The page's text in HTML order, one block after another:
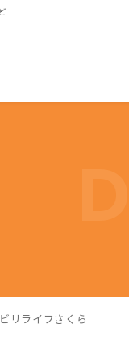
リライフさくら